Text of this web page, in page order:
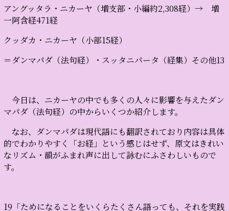
アングッタラ・ニカーヤ（増支部・小編約2,308経）→ 増
一阿含経471経
クッダカ・ニカーヤ（小部15経）
＝ダンマパダ（法句経）・スッタニパータ（経集）その他13
今日は、ニカーヤの中でも多くの人々に影響を与えたダン
マパダ（法句経）の中からいくつか紹介します。
なお、ダンマパダは現代語にも翻訳されており内容は具体
的でわかりやすく「お経」という感じはせず、原文はきれい
なリズム・韻がふまれ声に出して詠むにふさわしいもので
す。
19「ためになることをいくらたくさん語っても、それを実践